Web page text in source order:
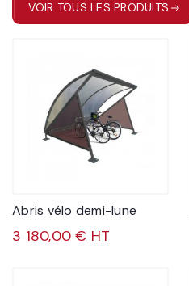
VOIR TOUS LES PRODUITS
Abris vélo demi-lune
3 180,00 € HT